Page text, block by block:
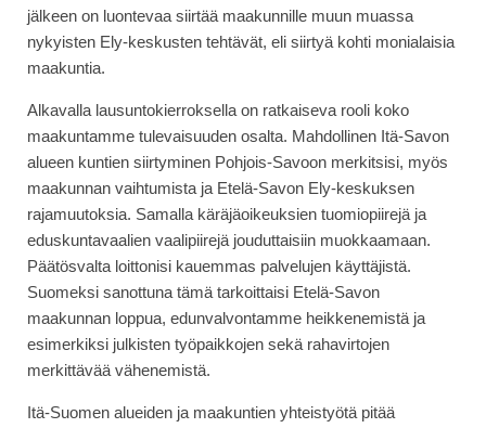
jälkeen on luontevaa siirtää maakunnille muun muassa
nykyisten Ely-keskusten tehtävät, eli siirtyä kohti monialaisia
maakuntia.
Alkavalla lausuntokierroksella on ratkaiseva rooli koko
maakuntamme tulevaisuuden osalta. Mahdollinen Itä-Savon
alueen kuntien siirtyminen Pohjois-Savoon merkitsisi, myös
maakunnan vaihtumista ja Etelä-Savon Ely-keskuksen
rajamuutoksia. Samalla käräjäoikeuksien tuomiopiirejä ja
eduskuntavaalien vaalipiirejä jouduttaisiin muokkaamaan.
Päätösvalta loittonisi kauemmas palvelujen käyttäjistä.
Suomeksi sanottuna tämä tarkoittaisi Etelä-Savon
maakunnan loppua, edunvalvontamme heikkenemistä ja
esimerkiksi julkisten työpaikkojen sekä rahavirtojen
merkittävää vähenemistä.
Itä-Suomen alueiden ja maakuntien yhteistyötä pitää